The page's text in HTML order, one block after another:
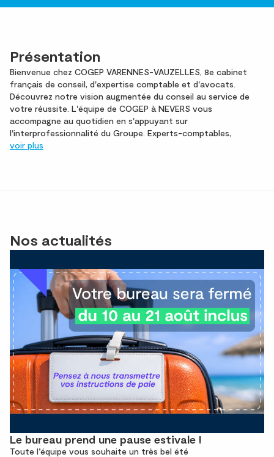
Présentation
Bienvenue chez COGEP VARENNES-VAUZELLES, 8e cabinet
français de conseil, d'expertise comptable et d'avocats.
Découvrez notre vision augmentée du conseil au service de
votre réussite. L'équipe de COGEP à NEVERS vous
accompagne au quotidien en s'appuyant sur
l'interprofessionnalité du Groupe. Experts-comptables,
voir plus
Nos actualités
Le bureau prend une pause estivale !
Toute l’équipe vous souhaite un très bel été